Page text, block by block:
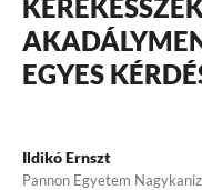
EGYES
Ildikó Ernszt
Pannon Egyetem